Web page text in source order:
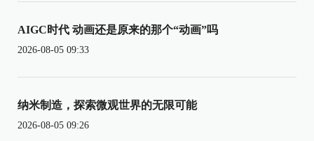
AIGC时代 动画还是原来的那个“动画”吗
2026-08-05 09:33
纳米制造，探索微观世界的无限可能
2026-08-05 09:26